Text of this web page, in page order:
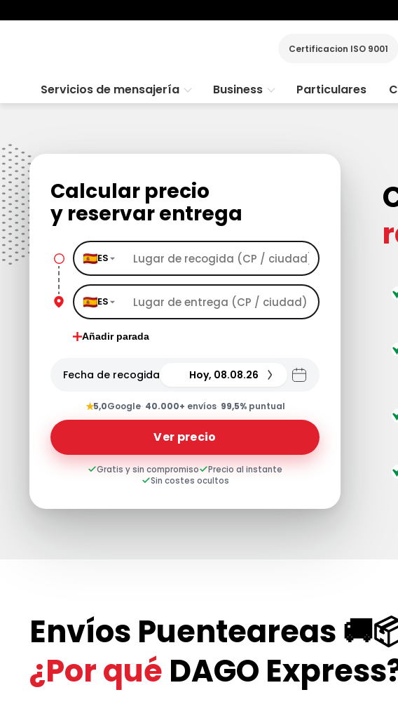
Certificacion ISO 9001
Servicios de mensajería Business Particulares
Calcular precio
y reservar entrega
ES
ES
Añadir parada
Fecha de recogida Hoy, 08.08.26
★5,0Google· 40.000+ envíos· 99,5%puntual
Ver precio
Gratis y sin compromiso
Precio al instante
Sin costes ocultos
Envíos Puenteareas
¿Por qué DAGO